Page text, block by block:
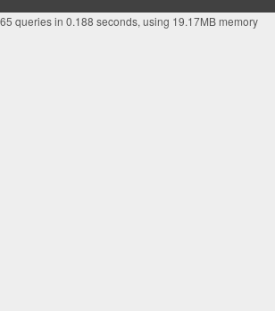
65 queries in 0.188 seconds, using 19.17MB memory